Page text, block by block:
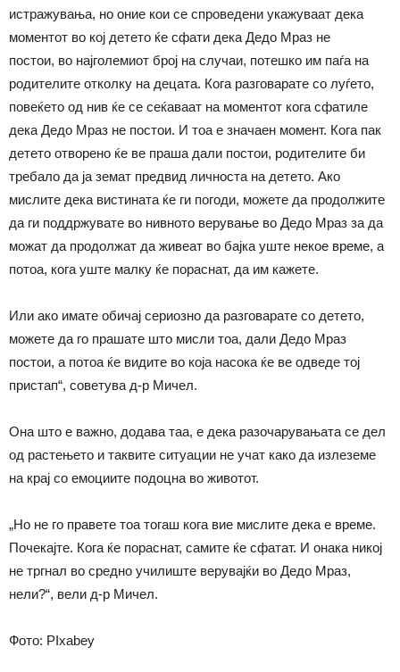
истражувања, но оние кои се спроведени укажуваат дека
моментот во кој детето ќе сфати дека Дедо Мраз не
постои, во најголемиот број на случаи, потешко им паѓа на
родителите отколку на децата. Кога разговарате со луѓето,
повеќето од нив ќе се сеќаваат на моментот кога сфатиле
дека Дедо Мраз не постои. И тоа е значаен момент. Кога пак
детето отворено ќе ве праша дали постои, родителите би
требало да ја земат предвид личноста на детето. Ако
мислите дека вистината ќе ги погоди, можете да продолжите
да ги поддржувате во нивното верување во Дедо Мраз за да
можат да продолжат да живеат во бајка уште некое време, а
потоа, кога уште малку ќе пораснат, да им кажете.
Или ако имате обичај сериозно да разговарате со детето,
можете да го прашате што мисли тоа, дали Дедо Мраз
постои, а потоа ќе видите во која насока ќе ве одведе тој
пристап“, советува д-р Мичел.
Она што е важно, додава таа, е дека разочарувањата се дел
од растењето и таквите ситуации не учат како да излеземе
на крај со емоциите подоцна во животот.
„Но не го правете тоа тогаш кога вие мислите дека е време.
Почекајте. Кога ќе пораснат, самите ќе сфатат. И онака никој
не тргнал во средно училиште верувајќи во Дедо Мраз,
нели?“, вели д-р Мичел.
Фото: PIxabey